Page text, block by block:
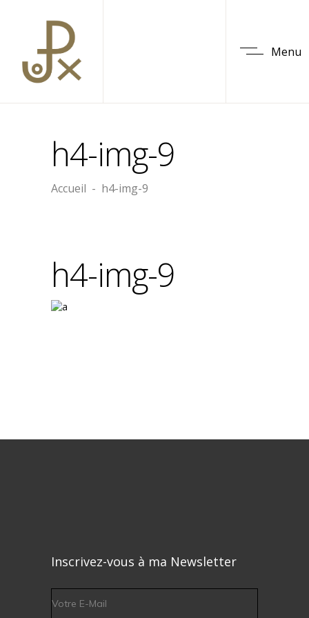
Menu
h4-img-9
Accueil - h4-img-9
h4-img-9
Inscrivez-vous à ma Newsletter